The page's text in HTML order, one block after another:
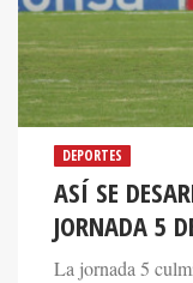
DEPORTES
ASÍ SE
JORNADA 5
La jornada 5